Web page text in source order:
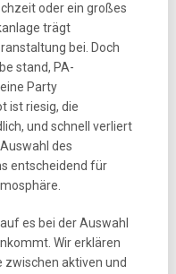
oder ein großes
trägt
bei. Doch
stand, PA-
Party
ist riesig, die
und schnell verliert
des
entscheidend für
es bei der Auswahl
Wir erklären
zwischen aktiven und